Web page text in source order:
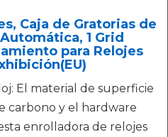
Caja de Gratorias de
1 Grid
para Relojes
El material de superficie
carbono y el hardware
enrolladora de relojes